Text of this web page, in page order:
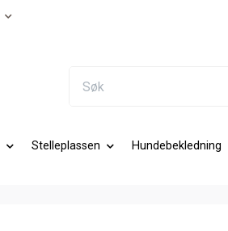
Stelleplassen Hundebekledning